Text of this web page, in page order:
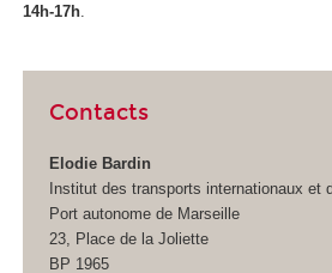
14h-17h
Contacts
Elodie Bardin
Institut des transports internationaux et
Port autonome de Marseille
23, Place de la Joliette
BP 1965